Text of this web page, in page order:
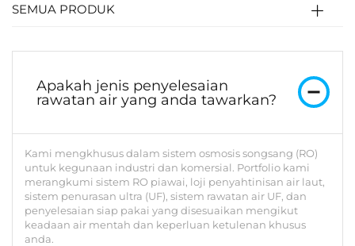
SEMUA PRODUK
Apakah jenis penyelesaian
rawatan air yang anda tawarkan?
Kami mengkhusus dalam sistem osmosis songsang (RO)
untuk kegunaan industri dan komersial. Portfolio kami
merangkumi sistem RO piawai, loji penyahtinisan air laut,
sistem penurasan ultra (UF), sistem rawatan air UF, dan
penyelesaian siap pakai yang disesuaikan mengikut
keadaan air mentah dan keperluan ketulenan khusus
anda.